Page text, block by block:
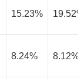
15.23% 19.52%
8.24% 8.12%